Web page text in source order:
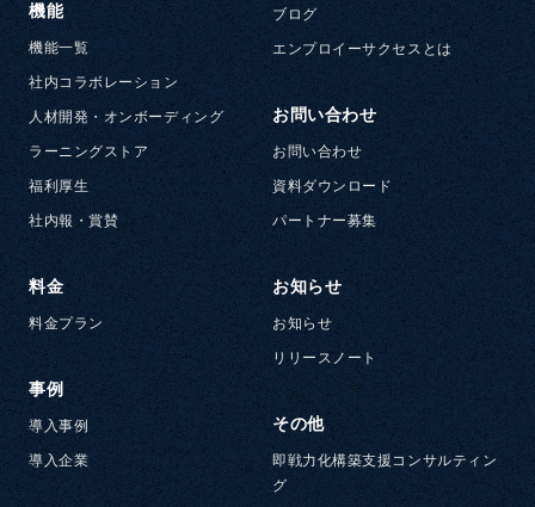
機能
機能一覧
社内コラボレーション
人材開発・オンボーディング
ラーニングストア
福利厚生
社内報・賞賛
料金
料金プラン
事例
導入事例
導入企業
ブログ
エンプロイーサクセスとは
お問い合わせ
お問い合わせ
資料ダウンロード
パートナー募集
お知らせ
お知らせ
リリースノート
その他
即戦力化構築支援コンサルティン
グ